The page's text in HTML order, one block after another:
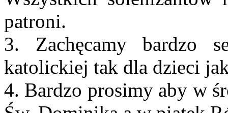
patroni.
3. Zachęcamy bardzo
katolickiej tak dla dzieci
4. Bardzo prosimy aby w